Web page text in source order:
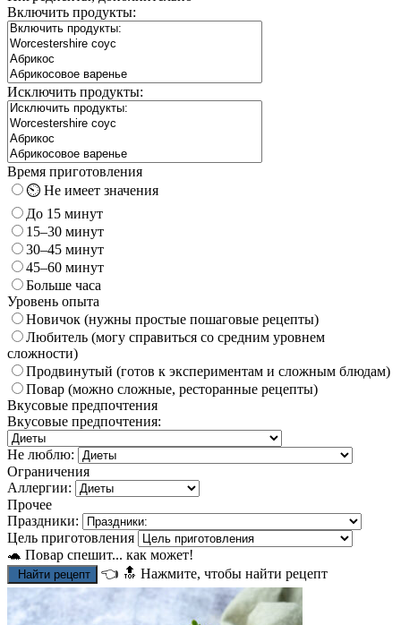
Включить продукты:
Исключить продукты:
Время приготовления
⏲️ Не имеет значения
До 15 минут
15–30 минут
30–45 минут
45–60 минут
Больше часа
Уровень опыта
Новичок (нужны простые пошаговые рецепты)
Любитель (могу справиться со средним уровнем
сложности)
Продвинутый (готов к экспериментам и сложным блюдам)
Повар (можно сложные, ресторанные рецепты)
Вкусовые предпочтения
Вкусовые предпочтения:
Не люблю:
Ограничения
Аллергии:
Прочее
Праздники:
Цель приготовления
🐢 Повар спешит... как может!
Найти рецепт 👈 🔝 Нажмите, чтобы найти рецепт